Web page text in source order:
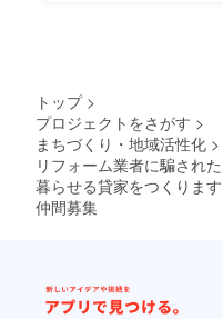
トップ >
プロジェクトをさがす >
まちづくり・地域活性化 >
リフォーム業者に騙され
暮らせる貸家をつくります
仲間募集